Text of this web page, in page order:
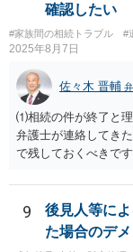
確認したい
#家族間の相続トラブル #
2025年8月7日
佐々木 晋輔
⑴相続の件が終了と
弁護士が連絡してき
で残しておくべきで
の預金を振り込めば
もらう。 ②相談者様
ない部分があれば、
関してお互いに債権
9
後見人等に
た場合のデ